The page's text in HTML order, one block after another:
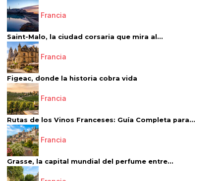
Francia
Saint-Malo, la ciudad corsaria que mira al...
Francia
Figeac, donde la historia cobra vida
Francia
Rutas de los Vinos Franceses: Guía Completa para...
Francia
Grasse, la capital mundial del perfume entre...